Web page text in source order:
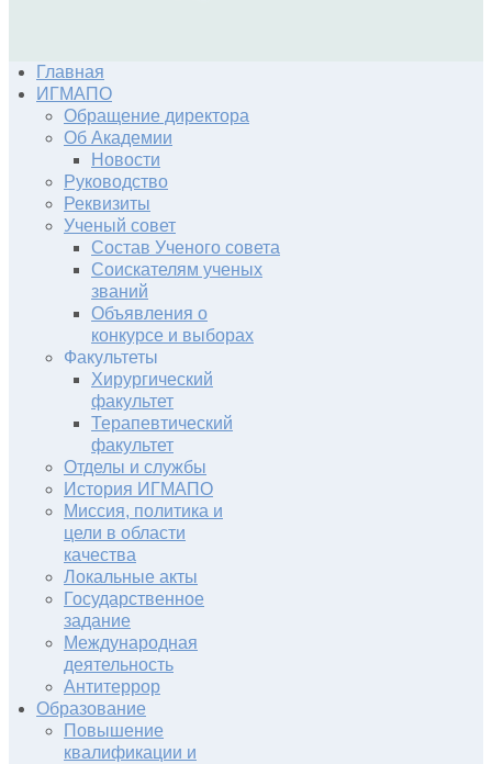
Главная
ИГМАПО
Обращение директора
Об Академии
Новости
Руководство
Реквизиты
Ученый совет
Состав Ученого совета
Соискателям ученых
званий
Объявления о
конкурсе и выборах
Факультеты
Хирургический
факультет
Терапевтический
факультет
Отделы и службы
История ИГМАПО
Миссия, политика и
цели в области
качества
Локальные акты
Государственное
задание
Международная
деятельность
Антитеррор
Образование
Повышение
квалификации и